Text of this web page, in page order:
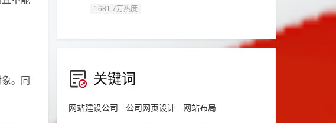
。同
1681.7万热度
关键词
网站建设公司 公司网页设计 网站布局